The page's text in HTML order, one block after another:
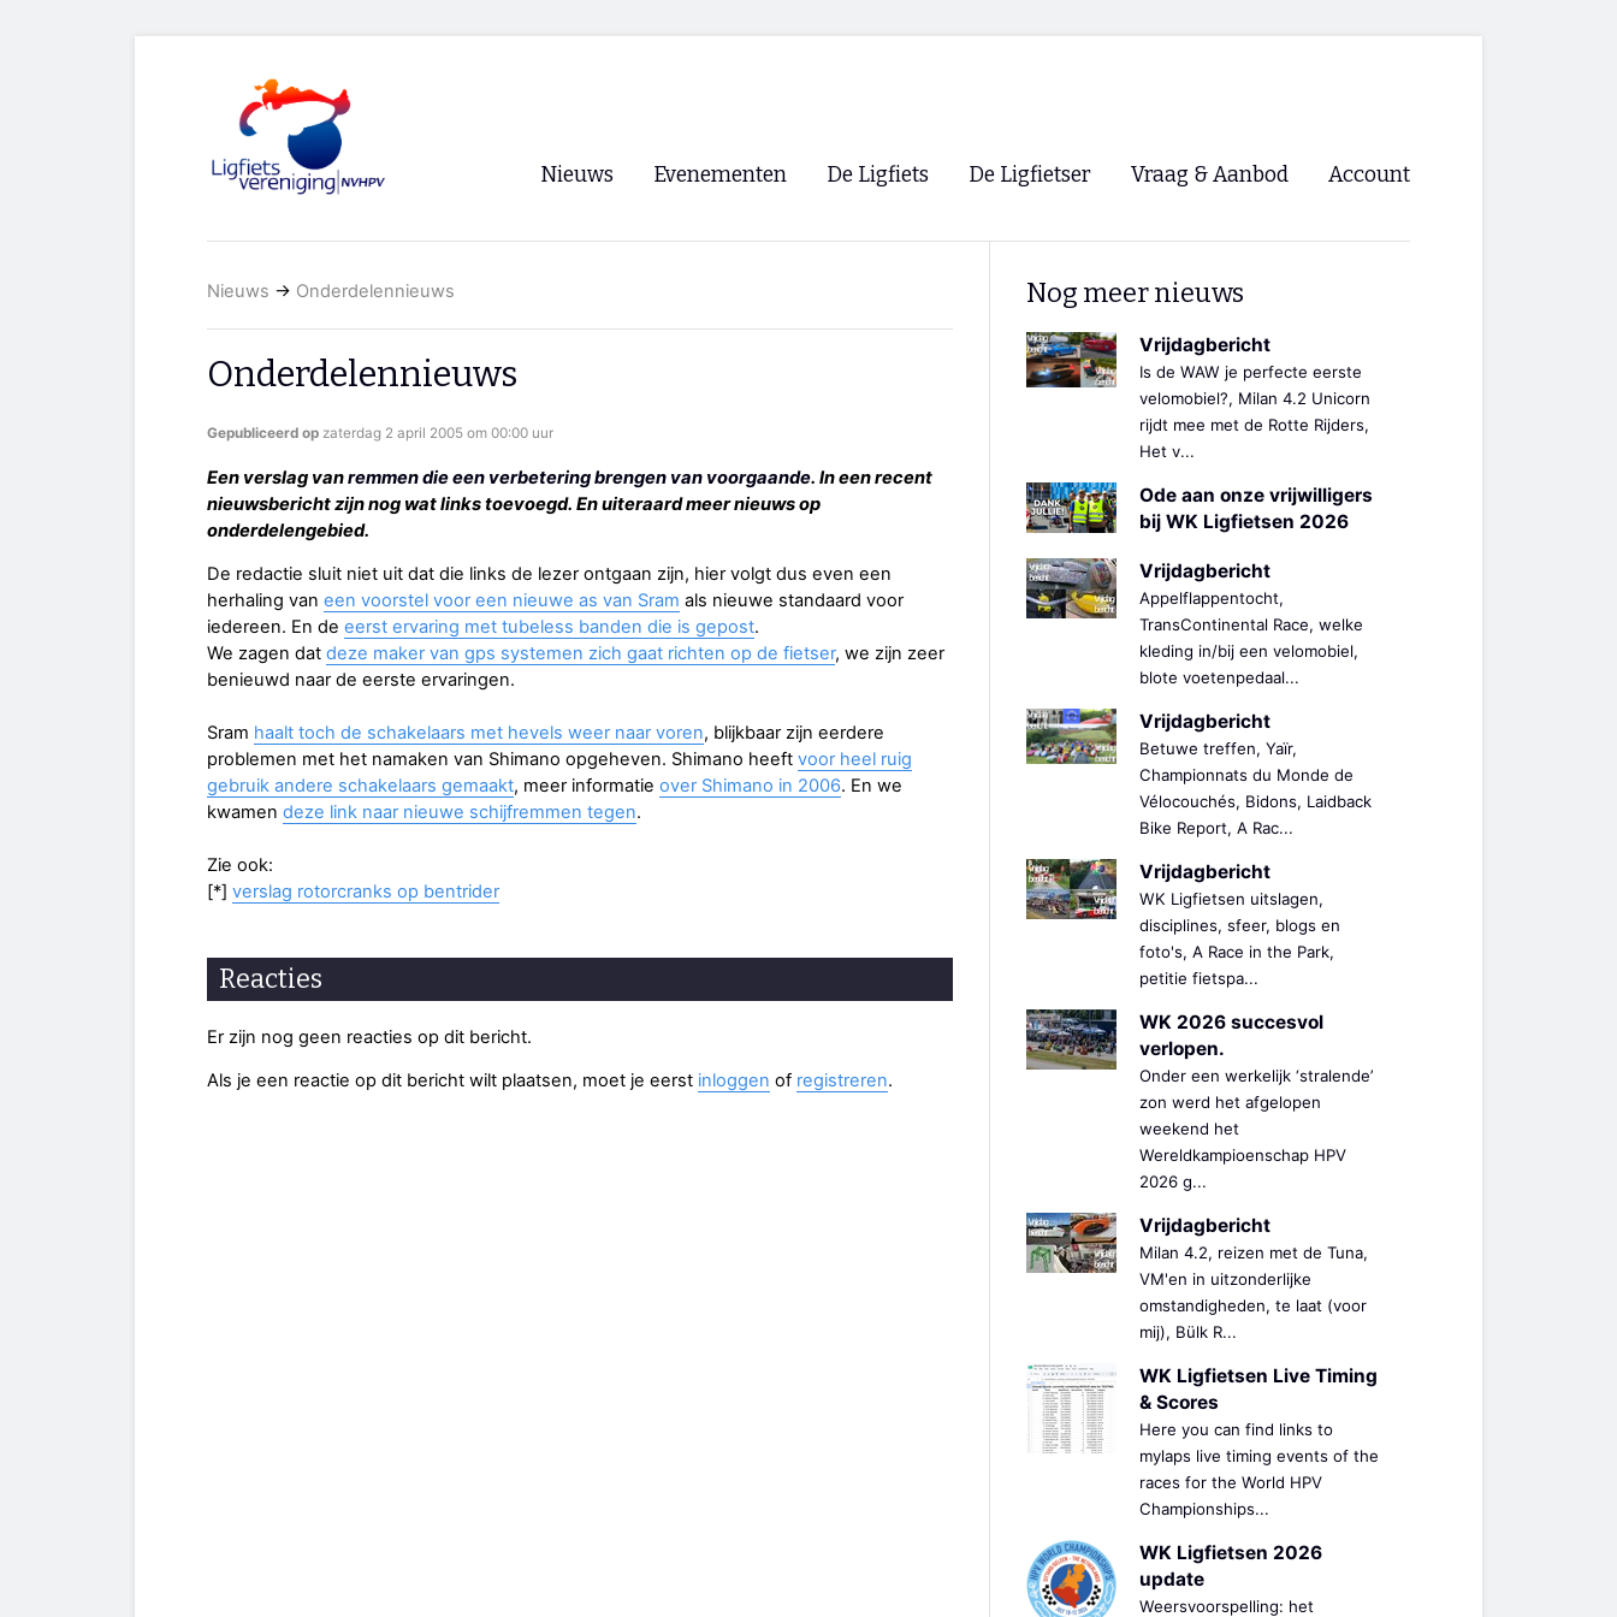
Nieuws Evenementen
WK Ligfietsen 2026
Oliebollentocht
De Ligfiets De Ligfietser
Ligfietsvereninging NVHPV
Lokale Fietsverenigingen
Forum ligfietsers.nl 🡺
Vraag & Aanbod Account
Nieuws → Onderdelennieuws
Onderdelennieuws
Gepubliceerd op zaterdag 2 april 2005 om 00:00 uur
Een verslag vanremmen die een verbetering brengen van voorgaande. In een recent
nieuwsbericht zijn nog wat links toevoegd. En uiteraard meer nieuws op
onderdelengebied.
De redactie sluit niet uit dat die links de lezer ontgaan zijn, hier volgt dus even een
herhaling van een voorstel voor een nieuwe as van Sram als nieuwe standaard voor
iedereen. En de eerst ervaring met tubeless banden die is gepost.
We zagen dat deze maker van gps systemen zich gaat richten op de fietser, we zijn zeer
benieuwd naar de eerste ervaringen.
Sram haalt toch de schakelaars met hevels weer naar voren, blijkbaar zijn eerdere
problemen met het namaken van Shimano opgeheven. Shimano heeft voor heel ruig
gebruik andere schakelaars gemaakt, meer informatie over Shimano in 2006. En we
kwamen deze link naar nieuwe schijfremmen tegen.
Zie ook:
[*] verslag rotorcranks op bentrider
Reacties
Er zijn nog geen reacties op dit bericht.
Als je een reactie op dit bericht wilt plaatsen, moet je eerst inloggen of registreren.
Nog meer nieuws
Vrijdagbericht
Is de WAW je perfecte eerste
velomobiel?, Milan 4.2 Unicorn
rijdt mee met de Rotte Rijders,
Het v...
Ode aan onze vrijwilligers
bij WK Ligfietsen 2026
Vrijdagbericht
Appelflappentocht,
TransContinental Race, welke
kleding in/bij een velomobiel,
blote voetenpedaal...
Vrijdagbericht
Betuwe treffen, Yaïr,
Championnats du Monde de
Vélocouchés, Bidons, Laidback
Bike Report, A Rac...
Vrijdagbericht
WK Ligfietsen uitslagen,
disciplines, sfeer, blogs en
foto's, A Race in the Park,
petitie fietspa...
WK 2026 succesvol
verlopen.
Onder een werkelijk ‘stralende’
zon werd het afgelopen
weekend het
Wereldkampioenschap HPV
2026 g...
Vrijdagbericht
Milan 4.2, reizen met de Tuna,
VM'en in uitzonderlijke
omstandigheden, te laat (voor
mij), Bülk R...
WK Ligfietsen Live Timing
& Scores
Here you can find links to
mylaps live timing events of the
races for the World HPV
Championships...
WK Ligfietsen 2026
update
Weersvoorspelling: het